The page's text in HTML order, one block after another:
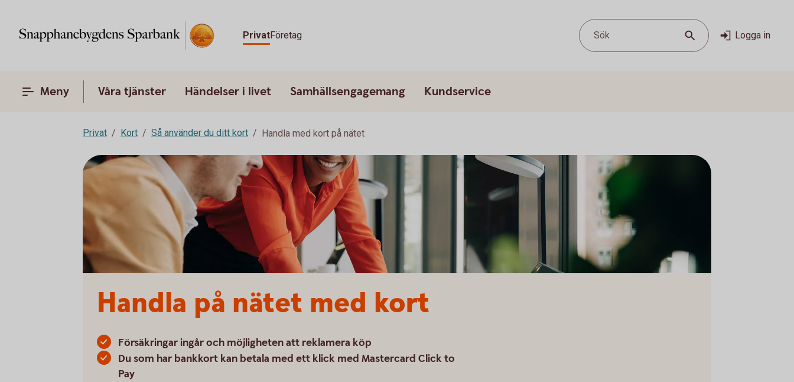
PrivatFöretag Sök Logga in
Meny Våra tjänster Händelser i livet Samhällsengagemang Kundservice
Privat Kort Så använder du ditt kort Handla med kort på nätet
Handla på nätet med kort
Försäkringar ingår och möjligheten att reklamera köp
Du som har bankkort kan betala med ett klick med Mastercard Click to
Pay